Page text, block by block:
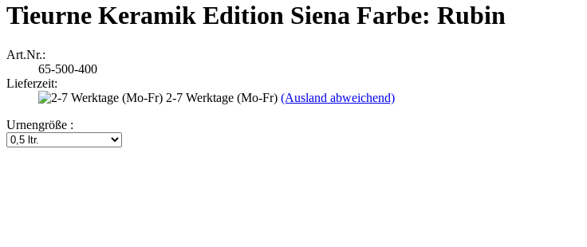
Tieurne Keramik Edition Siena Farbe: Rubin
Art.Nr.:
65-500-400
Lieferzeit:
2-7 Werktage (Mo-Fr) (Ausland abweichend)
Urnengröße :